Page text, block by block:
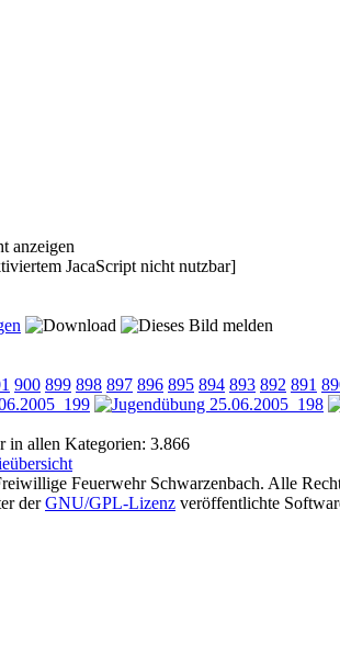
JacaScript nicht nutzbar]
900 899 898 897 896 895 894 893 892 891
in allen Kategorien: 3.866
Feuerwehr Schwarzenbach. Alle
derGNU/GPL-Lizenz veröffentlichte